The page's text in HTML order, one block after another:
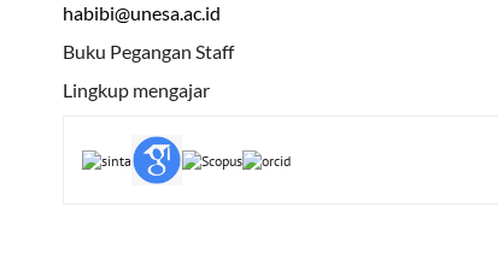
habibi@unesa.ac.id
Buku Pegangan Staff
Lingkup mengajar